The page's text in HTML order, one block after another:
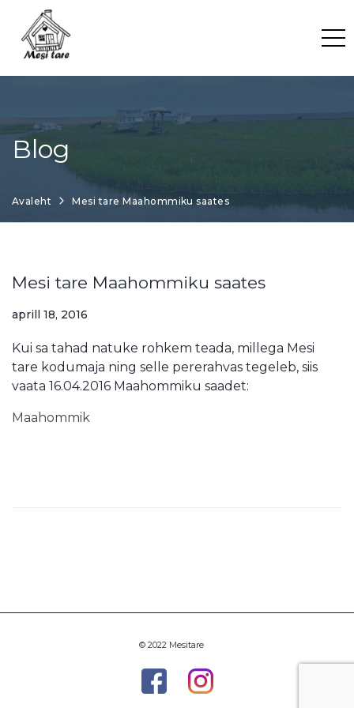
content
Blog
Avaleht Mesi tare Maahommiku saates
Mesi tare Maahommiku saates
aprill 18, 2016
Kui sa tahad natuke rohkem teada, millega Mesi
tare kodumaja ning selle pererahvas tegeleb, siis
vaata 16.04.2016 Maahommiku saadet:
Maahommik
© 2022 Mesitare